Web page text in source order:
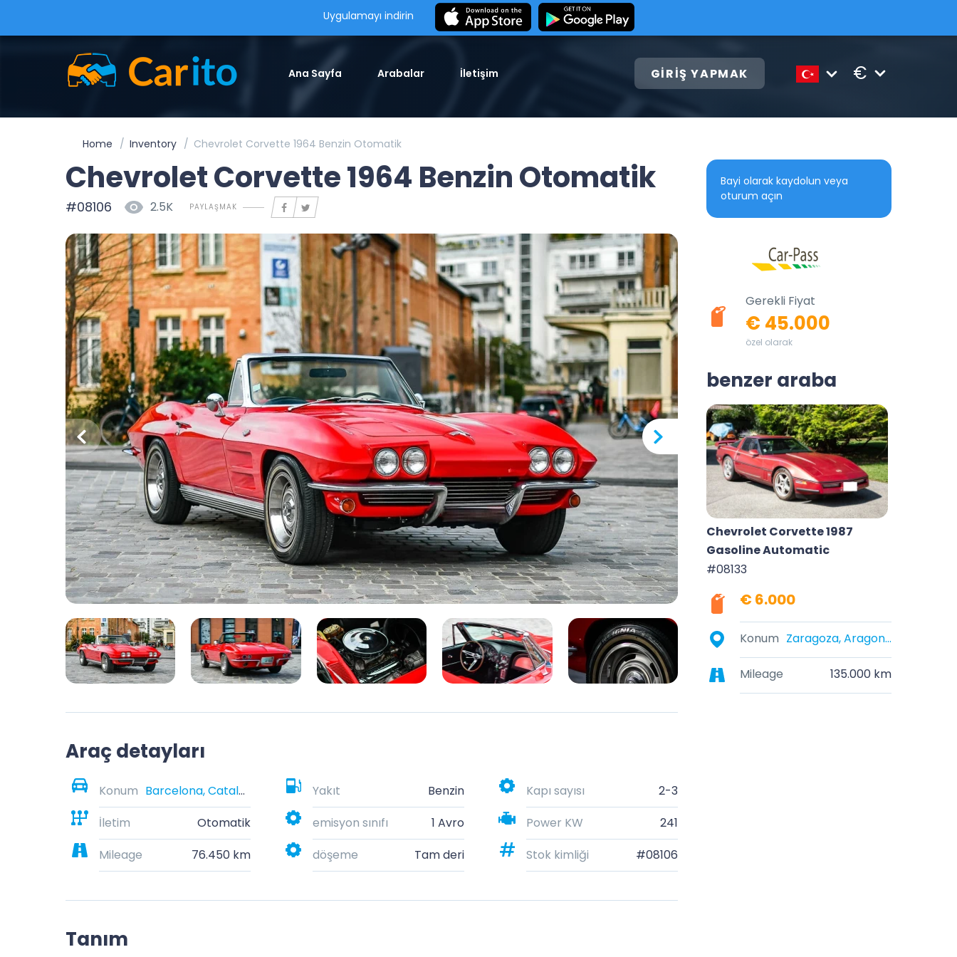
Uygulamayı indirin
Ana Sayfa Arabalar İletişim GIRIŞ YAPMAK €
Home Inventory Chevrolet Corvette 1964 Benzin Otomatik
Chevrolet Corvette 1964 Benzin Otomatik
#08106 2.5K PAYLAŞMAK
Araç detayları
Konum Barcelona, Catalonia, Spain Yakıt Benzin Kapı sayısı
2-3
İletim
Otomatik emisyon sınıfı 1 Avro Power KW
241
Mileage
76.450 km döşeme Tam deri Stok kimliği #08106
Tanım
Bayi olarak kaydolun veya
oturum açın
Gerekli Fiyat
€ 45.000
özel olarak
benzer araba
Chevrolet Corvette 1987
Gasoline Automatic
#08133
€ 6.000
Konum Zaragoza, Aragon, Spain
Mileage 135.000 km